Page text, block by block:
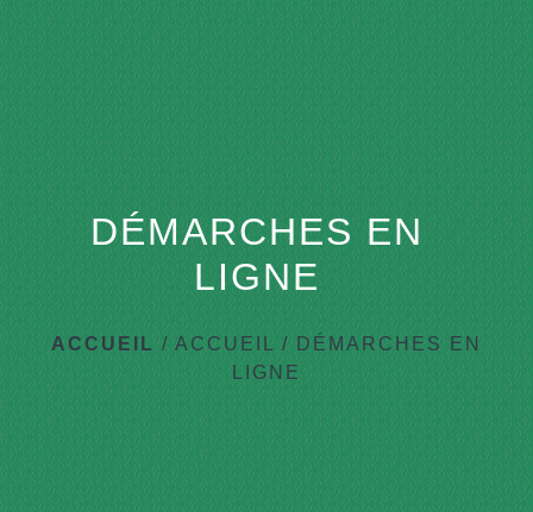
DÉMARCHES EN
LIGNE
ACCUEIL/ACCUEIL/DÉMARCHES EN
LIGNE